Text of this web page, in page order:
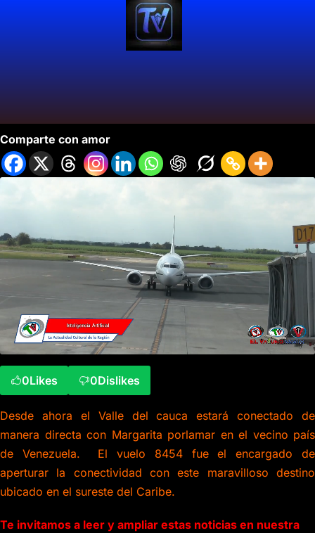
Comparte con amor
0Likes 0Dislikes
Desde ahora el Valle del cauca estará conectado de
manera directa con Margarita porlamar en el vecino país
de Venezuela. El vuelo 8454 fue el encargado de
aperturar la conectividad con este maravilloso destino
ubicado en el sureste del Caribe.
Te invitamos a leer y ampliar estas noticias en nuestra